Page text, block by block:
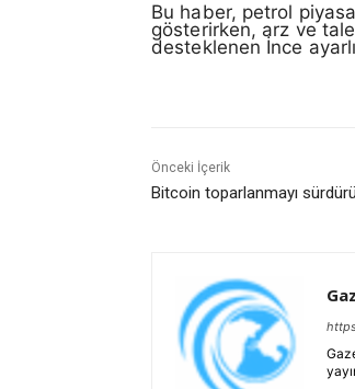
Bu haber, petrol
gösterirken, arz ve
desteklenen İnce
Önceki İçerik
Bitcoin toparlanmayı